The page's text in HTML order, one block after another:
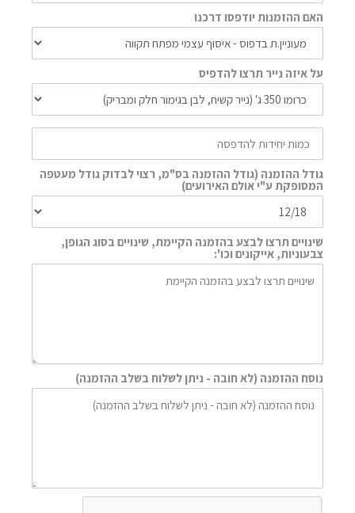
האם ההזמנות יודפסו דרכנו
על איזה נייר תרצו להדפיס
גודל ההזמנה (גודל ההזמנה בס"מ, רצוי לבדוק גודל מעטפה
המסופקת ע"י אולם האירועים)
שינויים תרצו לבצע בהזמנה הקיימת, שינויים בסוג הגופן,
צבעוניות, אייקונים וכו':
נוסח ההזמנה (לא חובה - ניתן לשלוח בשלב ההזמנה)